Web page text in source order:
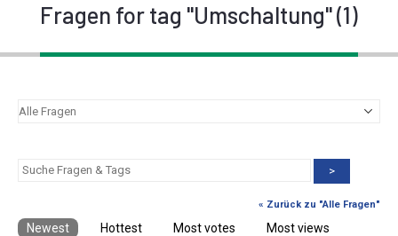
Fragen for tag "Umschaltung" (1)
>
« Zurück zu "Alle Fragen"
Newest Hottest Most votes Most views